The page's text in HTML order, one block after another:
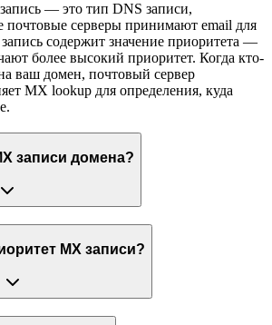
— это тип DNS записи,
серверы принимают email для
содержит значение приоритета —
более высокий приоритет. Когда кто-
ваш домен, почтовый сервер
MX lookup для определения, куда
записи домена?
MX записи?